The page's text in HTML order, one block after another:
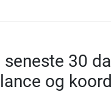
seneste 30
og